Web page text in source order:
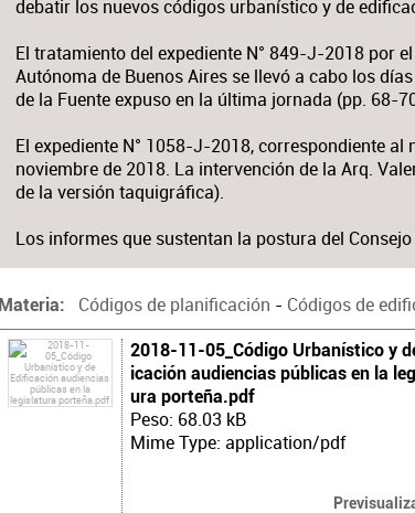
debatir los nuevos códigos urbanístico y de
El tratamiento del expediente N° 849-J-2018 por
Autónoma de Buenos Aires se llevó a cabo los
de la Fuente expuso en la última jornada (pp. 68-
El expediente N° 1058-J-2018, correspondiente
noviembre de 2018. La intervención de la Arq.
de la versión taquigráfica).
Los informes que sustentan la postura del
Materia Códigos de planificación - Códigos de
2018-11-05_Código Urbanístico y
icación audiencias públicas en la
ura porteña.pdf
Peso: 68.03 kB
Mime Type: application/pdf